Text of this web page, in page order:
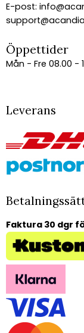
E-post:
Öppettider
Mån - Fre 08.00 -
Leverans
Faktura 30 dgr